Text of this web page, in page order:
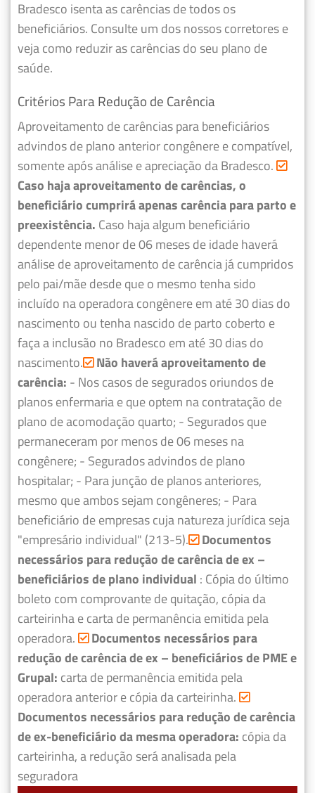
Bradesco isenta as carências de todos os
beneficiários. Consulte um dos nossos corretores e
veja como reduzir as carências do seu plano de
saúde.
Critérios Para Redução de Carência
Aproveitamento de carências para beneficiários
advindos de plano anterior congênere e compatível,
somente após análise e apreciação da Bradesco.
Caso haja aproveitamento de carências, o
beneficiário cumprirá apenas carência para parto e
preexistência. Caso haja algum beneficiário
dependente menor de 06 meses de idade haverá
análise de aproveitamento de carência já cumpridos
pelo pai/mãe desde que o mesmo tenha sido
incluído na operadora congênere em até 30 dias do
nascimento ou tenha nascido de parto coberto e
faça a inclusão no Bradesco em até 30 dias do
nascimento. Não haverá aproveitamento de
carência: - Nos casos de segurados oriundos de
planos enfermaria e que optem na contratação de
plano de acomodação quarto; - Segurados que
permaneceram por menos de 06 meses na
congênere; - Segurados advindos de plano
hospitalar; - Para junção de planos anteriores,
mesmo que ambos sejam congêneres; - Para
beneficiário de empresas cuja natureza jurídica seja
"empresário individual" (213-5). Documentos
necessários para redução de carência de ex –
beneficiários de plano individual : Cópia do último
boleto com comprovante de quitação, cópia da
carteirinha e carta de permanência emitida pela
operadora.
Documentos necessários para
redução de carência de ex – beneficiários de PME e
Grupal: carta de permanência emitida pela
operadora anterior e cópia da carteirinha.
Documentos necessários para redução de carência
de ex-beneficiário da mesma operadora: cópia da
carteirinha, a redução será analisada pela
seguradora